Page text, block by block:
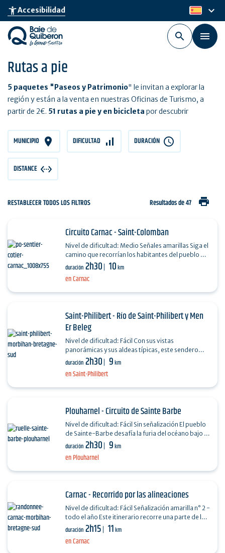
Skip
main
content
accessibility_newAccesibilidad es
keyboard_arrow_down
Rutas a pie
5 paquetes "Paseos y Patrimonio" le invitan a explorar la
región y están a la venta en nuestras Oficinas de Turismo, a
partir de 2€. 51 rutas a pie y en bicicleta por descubrir
MUNICIPIO DIFICULTAD DURACIÓN
DISTANCE
RESTABLECER TODOS LOS FILTROS Resultados de 47 print
en Carnac
Circuito Carnac - Saint-Colomban
Nivel de dificultad: Medio Señales amarillas Siga el
camino que recorrían los habitantes del pueblo de
Saint-Colomban para llegar al pueblo a…
duración 2h30 10km
en Saint-Philibert
Saint-Philibert - Río de Saint-Philibert y Men
Er Beleg
Nivel de dificultad: Fácil Con sus vistas
panorámicas y sus aldeas típicas, este sendero
sigue el río desde Saint-Philibert hasta la punta de
duración 2h30 9km
en Plouharnel
Plouharnel - Circuito de Sainte Barbe
Nivel de dificultad: Fácil Sin señalización El pueblo
de Sainte-Barbe desafía la furia del océano bajo la
protección de su capilla. La fachada de…
duración 2h30 9km
en Carnac
Carnac - Recorrido por las alineaciones
Nivel de dificultad: Fácil Señalización amarilla n° 2 -
todo el año Este itinerario recorre una parte de los
Alineamientos de Carnac, uno de los…
duración 2h15 11km